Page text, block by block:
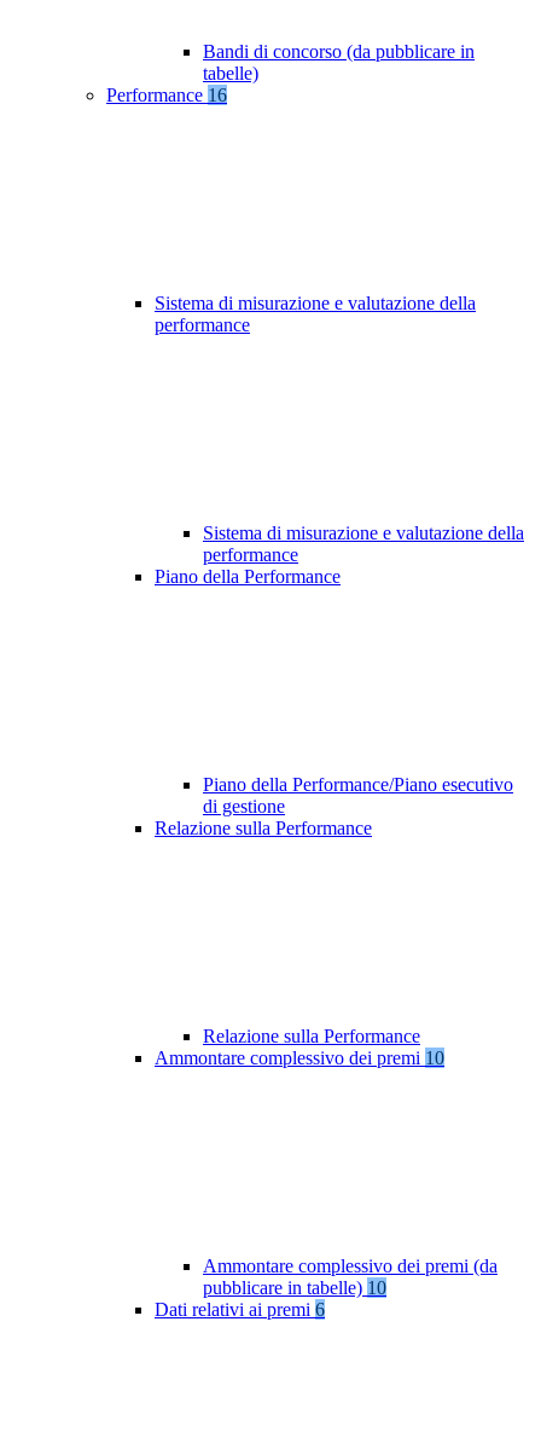
Bandi di concorso (da pubblicare in
tabelle)
Performance 16
Sistema di misurazione e valutazione della
performance
Sistema di misurazione e valutazione della
performance
Piano della Performance
Piano della Performance/Piano esecutivo
di gestione
Relazione sulla Performance
Relazione sulla Performance
Ammontare complessivo dei premi 10
Ammontare complessivo dei premi (da
pubblicare in tabelle) 10
Dati relativi ai premi 6